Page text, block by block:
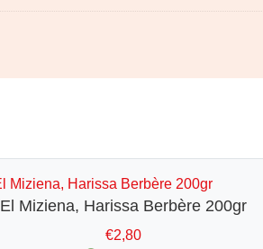
El Miziena, Harissa Berbère 200gr
€2,80